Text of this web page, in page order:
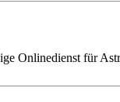
Onlinedienst für